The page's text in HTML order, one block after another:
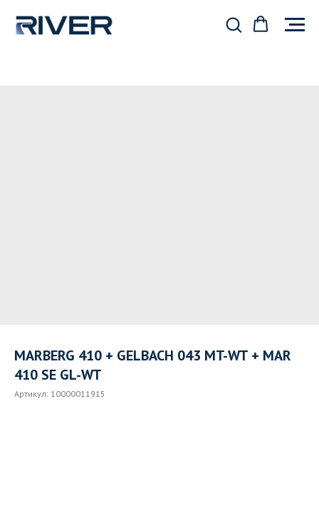
MARBERG 410 + GELBACH 043 MT-WT + MAR
410 SE GL-WT
Артикул: 10000011915